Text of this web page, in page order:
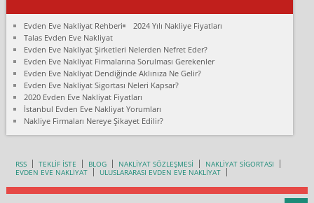
olduk. Asansörlü dediler sonra uraya asansör kurulmaz dediler
fark istediler. ortada asa...
Nimet:
Ben 2021 Ağustos ilk haftası Evimi taşıdım yani İstanbul'un bir
Mahallesi'nden bir başka Mahallesi'ne yani Ümraniye bölgesinde
oturuyorum önceleri ara...
Nimet Köse:
Merhaba ben 2021 Ağustos ilk haftası evimi Ümraniye'den Çok
Hancıoğlu naklyatla taşındım...
Karabükden İzmir'e Karabük kardem naklyat la taşındım bir çok
Evden Eve Nakliyat Rehberi
2024 Yılı Nakliye Fiyatları
Talas Evden Eve Nakliyat
Evden Eve Nakliyat Şirketleri Nelerden Nefret Eder?
Evden Eve Nakliyat Firmalarına Sorulması Gerekenler
Evden Eve Nakliyat Dendiğinde Aklınıza Ne Gelir?
Evden Eve Nakliyat Sigortası Neleri Kapsar?
2020 Evden Eve Nakliyat Fiyatları
İstanbul Evden Eve Nakliyat Yorumları
Nakliye Firmaları Nereye Şikayet Edilir?
RSS TEKLİF İSTE BLOG NAKLİYAT SÖZLEŞMESİ
NAKLİYAT SİGORTASI
EVDEN EVE NAKLİYAT
ULUSLARARASI EVDEN EVE NAKLİYAT